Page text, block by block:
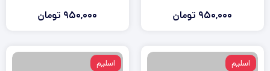
950,000 تومان 950,000 تومان
اسلیم اسلیم